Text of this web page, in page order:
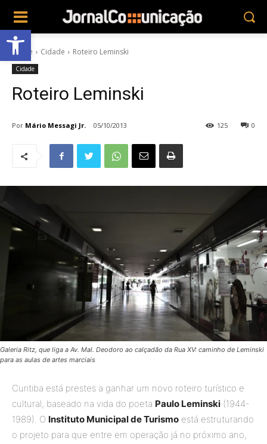
Abrir a barra de ferramentas
Home Cidade Roteiro Leminski
Cidade
Roteiro Leminski
Por Mário Messagi Jr. 05/10/2013 0
125
Galeria Ritz, que liga a Av. Mal. Deodoro ao calçadão da Rua XV: caminho de Leminski
para as aulas de artes marciais
Curitiba está prestes a ganhar um novo roteiro turístico e
cultural, baseado na vida do poeta Paulo Leminski (1944-
1989). O Instituto Municipal de Turismo está estruturando
o projeto para que entre em operação já no próximo ano,